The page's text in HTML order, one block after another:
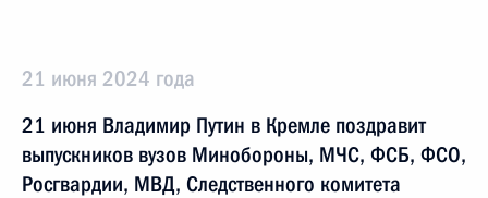
21 июня 2024 года
21 июня Владимир Путин в Кремле поздравит
выпускников вузов Минобороны, МЧС, ФСБ, ФСО,
Росгвардии, МВД, Следственного комитета